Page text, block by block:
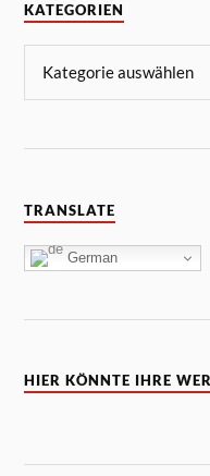
KATEGORIEN
TRANSLATE
German
HIER KÖNNTE IHRE